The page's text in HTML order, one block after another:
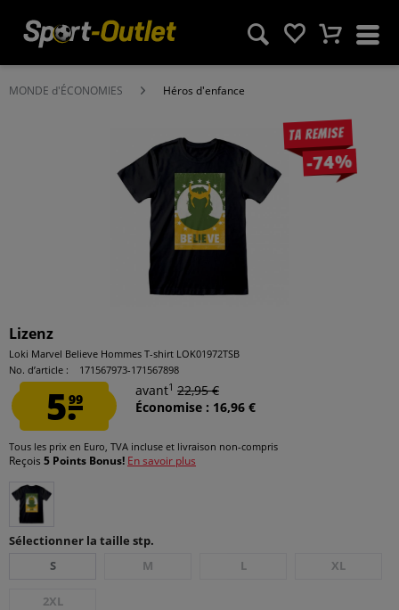
MONDE d'ÉCONOMIES Héros d'enfance
Ta remise
-74%
Lizenz
Loki Marvel Believe Hommes T-shirt LOK01972TSB
No. d’article :
171567973-171567898
5.99
avant1 22,95 €
Économise : 16,96 €
Tous les prix en Euro, TVA incluse et livraison non-compris
Reçois 5 Points Bonus! En savoir plus
Sélectionner la taille stp.
S
M L XL
2XL